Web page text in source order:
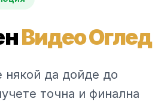
Видео Оглед
някой да дойде до
точна и финална